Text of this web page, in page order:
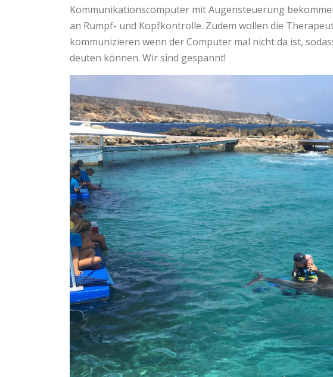
Kommunikationscomputer mit Augensteuerung
an Rumpf- und Kopfkontrolle. Zudem wollen die
kommunizieren wenn der Computer mal nicht da ist,
deuten können. Wir sind gespannt!